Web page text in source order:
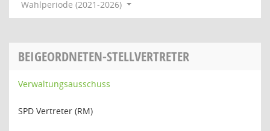
Wahlperiode (2021-2026)
BEIGEORDNETEN-STELLVERTRETER
Verwaltungsausschuss
SPD Vertreter (RM)